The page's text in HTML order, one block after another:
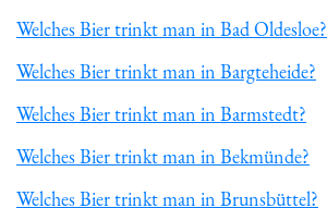
Welches Bier trinkt man in Bad Oldesloe?
Welches Bier trinkt man in Bargteheide?
Welches Bier trinkt man in Barmstedt?
Welches Bier trinkt man in Bekmünde?
Welches Bier trinkt man in Brunsbüttel?